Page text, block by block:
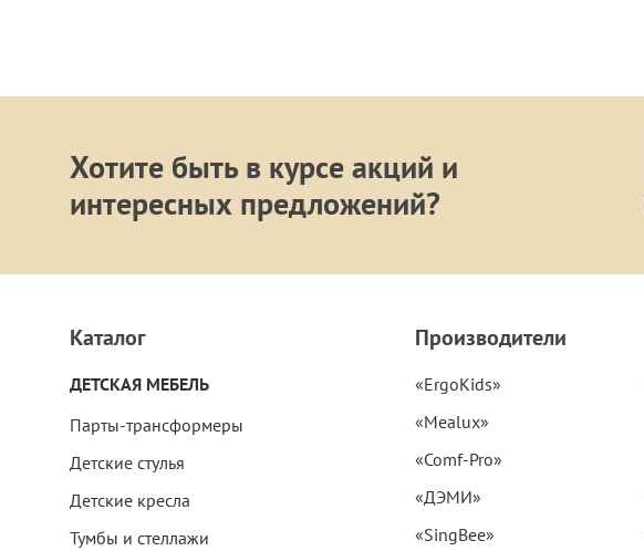
Хотите быть в курсе акций и
интересных предложений?
Каталог
ДЕТСКАЯ МЕБЕЛЬ
Парты-трансформеры
Детские стулья
Детские кресла
Тумбы и стеллажи
Производители
«ErgoKids»
«Mealux»
«Comf-Pro»
«ДЭМИ»
«SingBee»